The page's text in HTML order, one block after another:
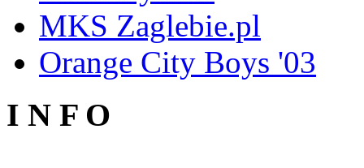
MKS Zaglebie.pl
Orange City Boys '03
I N F O